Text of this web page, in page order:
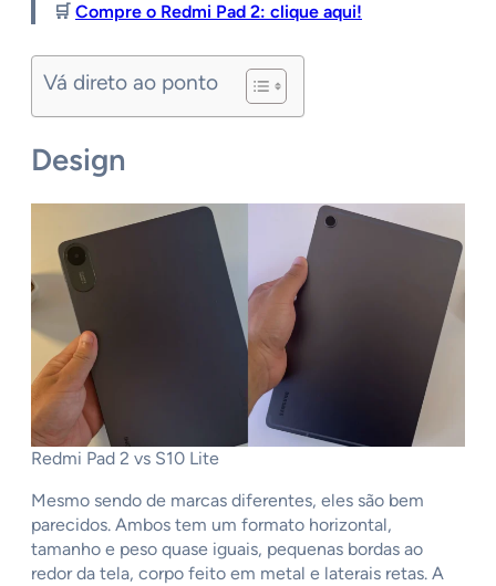
🛒 Compre o Redmi Pad 2: clique aqui!
Vá direto ao ponto
Design
Redmi Pad 2 vs S10 Lite
Mesmo sendo de marcas diferentes, eles são bem
parecidos. Ambos tem um formato horizontal,
tamanho e peso quase iguais, pequenas bordas ao
redor da tela, corpo feito em metal e laterais retas. A